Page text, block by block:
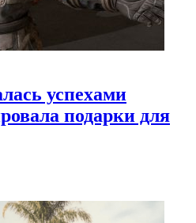
успехами
подарки для